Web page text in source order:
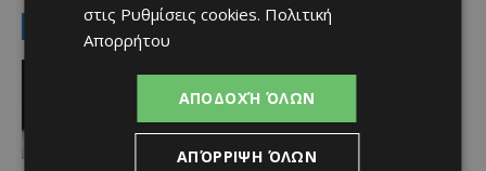
LATEST NEWS
Εξ Αφορμής: Αρλέτα – Kanali 6
Afentiko - 06/08/2026
στις Ρυθμίσεις cookies. Πολιτική
Απορρήτου
ΑΠΟΔΟΧΉ ΌΛΩΝ
ΑΠΌΡΡΙΨΗ ΌΛΩΝ